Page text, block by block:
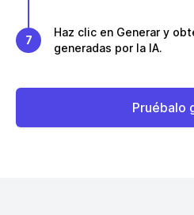
7
Haz clic en Generar y
generadas por la IA.
Pruébalo